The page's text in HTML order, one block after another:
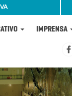
IMPRENSA